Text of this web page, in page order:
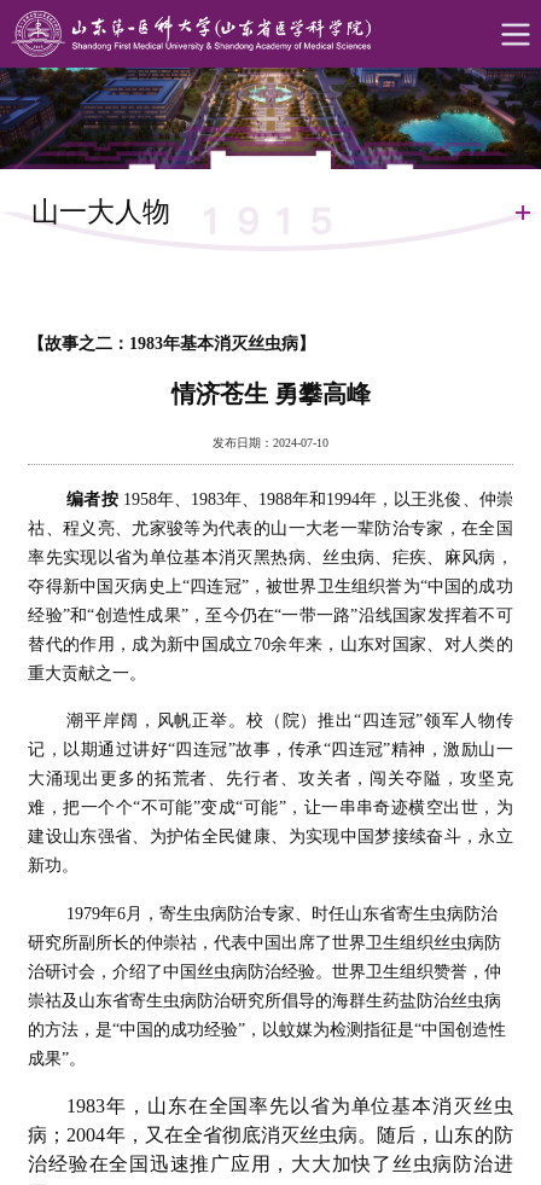
山一大人物
【故事之二：1983年基本消灭丝虫病】
情济苍生 勇攀高峰
发布日期：2024-07-10
编者按1958年、1983年、1988年和1994年，以王兆俊、仲崇
祜、程义亮、尤家骏等为代表的山一大老一辈防治专家，在全国
率先实现以省为单位基本消灭黑热病、丝虫病、疟疾、麻风病，
夺得新中国灭病史上“四连冠”，被世界卫生组织誉为“中国的成功
经验”和“创造性成果”，至今仍在“一带一路”沿线国家发挥着不可
替代的作用，成为新中国成立70余年来，山东对国家、对人类的
重大贡献之一。
潮平岸阔，风帆正举。校（院）推出“四连冠”领军人物传
记，以期通过讲好“四连冠”故事，传承“四连冠”精神，激励山一
大涌现出更多的拓荒者、先行者、攻关者，闯关夺隘，攻坚克
难，把一个个“不可能”变成“可能”，让一串串奇迹横空出世，为
建设山东强省、为护佑全民健康、为实现中国梦接续奋斗，永立
新功。
1979年6月，寄生虫病防治专家、时任山东省寄生虫病防治
研究所副所长的仲崇祜，代表中国出席了世界卫生组织丝虫病防
治研讨会，介绍了中国丝虫病防治经验。世界卫生组织赞誉，仲
崇祜及山东省寄生虫病防治研究所倡导的海群生药盐防治丝虫病
的方法，是“中国的成功经验”，以蚊媒为检测指征是“中国创造性
成果”。
1983年，山东在全国率先以省为单位基本消灭丝虫
病；2004年，又在全省彻底消灭丝虫病。随后，山东的防
治经验在全国迅速推广应用，大大加快了丝虫病防治进